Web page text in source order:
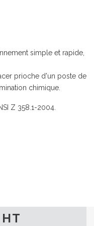
simple et rapide,
prioche d'un poste de
chimique.
Z 358.1-2004.